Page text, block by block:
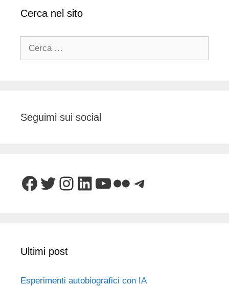
Cerca nel sito
Seguimi sui social
Facebook
Twitter
Instagram
LinkedIn
YouTube
FlickrTelegram
Ultimi post
Esperimenti autobiografici con IA